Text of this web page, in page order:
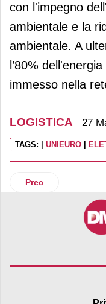
con l'impegno
ambientale e la
ambientale. A
l’80%
immesso nella
LOGISTICA 27
TAGS: UNIEURO
Articolo
Prec